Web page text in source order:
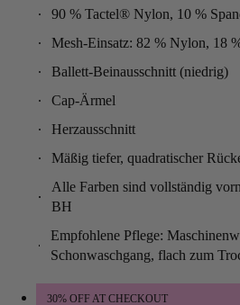
90 % Tactel® Nylon, 10 %
Mesh-Einsatz: 82 % Nylon, 18
Ballett-Beinausschnitt (niedrig)
Cap-Ärmel
Herzausschnitt
Mäßig tiefer, quadratischer
Alle Farben sind vollständig
BH
Empfohlene Pflege:
Schonwaschgang, flach zum
30% OFF AT CHECKOUT